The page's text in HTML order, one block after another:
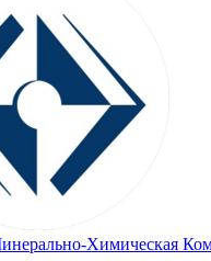
Химическая